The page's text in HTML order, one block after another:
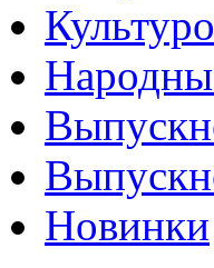
Новинки